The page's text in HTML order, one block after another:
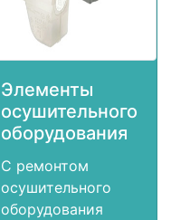
Элементы
осушительного
оборудования
С ремонтом
осушительного
оборудования